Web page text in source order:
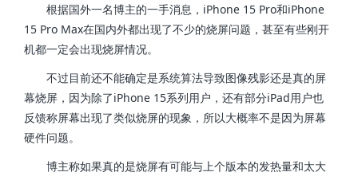
根据国外一名博主的一手消息，iPhone 15 Pro和iPhone
15 Pro Max在国内外都出现了不少的烧屏问题，甚至有些刚开
机都一定会出现烧屏情况。
不过目前还不能确定是系统算法导致图像残影还是真的屏
幕烧屏，因为除了iPhone 15系列用户，还有部分iPad用户也
反馈称屏幕出现了类似烧屏的现象，所以大概率不是因为屏幕
硬件问题。
博主称如果真的是烧屏有可能与上个版本的发热量和太大